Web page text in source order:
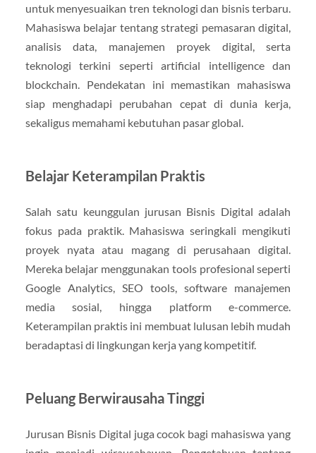
untuk menyesuaikan tren teknologi dan bisnis terbaru.
Mahasiswa belajar tentang strategi pemasaran digital,
analisis data, manajemen proyek digital, serta
teknologi terkini seperti artificial intelligence dan
blockchain. Pendekatan ini memastikan mahasiswa
siap menghadapi perubahan cepat di dunia kerja,
sekaligus memahami kebutuhan pasar global.
Belajar Keterampilan Praktis
Salah satu keunggulan jurusan Bisnis Digital adalah
fokus pada praktik. Mahasiswa seringkali mengikuti
proyek nyata atau magang di perusahaan digital.
Mereka belajar menggunakan tools profesional seperti
Google Analytics, SEO tools, software manajemen
media sosial, hingga platform e-commerce.
Keterampilan praktis ini membuat lulusan lebih mudah
beradaptasi di lingkungan kerja yang kompetitif.
Peluang Berwirausaha Tinggi
Jurusan Bisnis Digital juga cocok bagi mahasiswa yang